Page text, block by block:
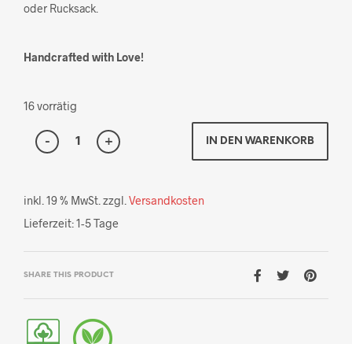
oder Rucksack.
Handcrafted with Love!
16 vorrätig
IN DEN WARENKORB
inkl. 19 % MwSt.zzgl.Versandkosten
Lieferzeit:1-5 Tage
SHARE THIS PRODUCT